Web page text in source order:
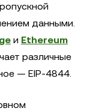
данными.
и Ethereum
различные
— EIP-4844.